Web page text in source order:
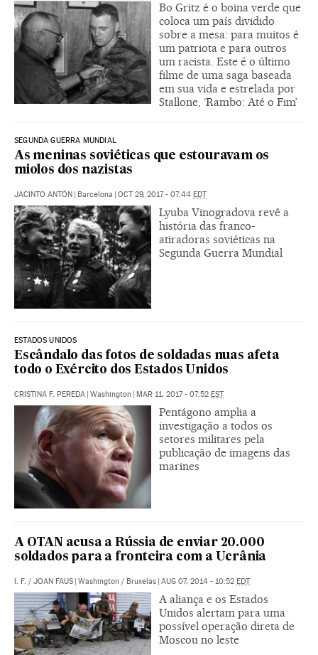
Bo Gritz é o boina verde que
coloca um país dividido
sobre a mesa: para muitos é
um patriota e para outros
um racista. Este é o último
filme de uma saga baseada
em sua vida e estrelada por
Stallone, ‘Rambo: Até o Fim’
SEGUNDA GUERRA MUNDIAL
As meninas soviéticas que estouravam os
miolos dos nazistas
JACINTO ANTÓN Barcelona OCT 29, 2017 - 07:44 EDT
Lyuba Vinogradova revê a
história das franco-
atiradoras soviéticas na
Segunda Guerra Mundial
ESTADOS UNIDOS
Escândalo das fotos de soldadas nuas afeta
todo o Exército dos Estados Unidos
CRISTINA F. PEREDA Washington MAR 11, 2017 - 07:52 EST
Pentágono amplia a
investigação a todos os
setores militares pela
publicação de imagens das
marines
A OTAN acusa a Rússia de enviar 20.000
soldados para a fronteira com a Ucrânia
I. F. / JOAN FAUS | Washington / Bruxelas | AUG 07, 2014 - 10:52 EDT
A aliança e os Estados
Unidos alertam para uma
possível operação direta de
Moscou no leste